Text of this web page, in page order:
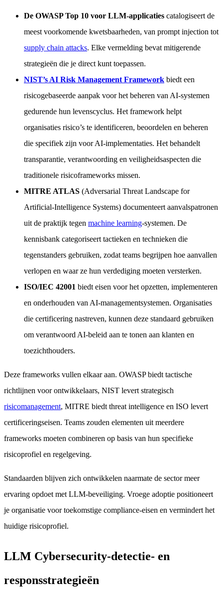
De OWASP Top 10 voor LLM-applicaties catalogiseert de
meest voorkomende kwetsbaarheden, van prompt injection tot
supply chain attacks. Elke vermelding bevat mitigerende
strategieën die je direct kunt toepassen.
NIST’s AI Risk Management Framework biedt een
risicogebaseerde aanpak voor het beheren van AI-systemen
gedurende hun levenscyclus. Het framework helpt
organisaties risico’s te identificeren, beoordelen en beheren
die specifiek zijn voor AI-implementaties. Het behandelt
transparantie, verantwoording en veiligheidsaspecten die
traditionele risicoframeworks missen.
MITRE ATLAS (Adversarial Threat Landscape for
Artificial-Intelligence Systems) documenteert aanvalspatronen
uit de praktijk tegen machine learning-systemen. De
kennisbank categoriseert tactieken en technieken die
tegenstanders gebruiken, zodat teams begrijpen hoe aanvallen
verlopen en waar ze hun verdediging moeten versterken.
ISO/IEC 42001 biedt eisen voor het opzetten, implementeren
en onderhouden van AI-managementsystemen. Organisaties
die certificering nastreven, kunnen deze standaard gebruiken
om verantwoord AI-beleid aan te tonen aan klanten en
toezichthouders.
Deze frameworks vullen elkaar aan. OWASP biedt tactische
richtlijnen voor ontwikkelaars, NIST levert strategisch
risicomanagement, MITRE biedt threat intelligence en ISO levert
certificeringseisen. Teams zouden elementen uit meerdere
frameworks moeten combineren op basis van hun specifieke
risicoprofiel en regelgeving.
Standaarden blijven zich ontwikkelen naarmate de sector meer
ervaring opdoet met LLM-beveiliging. Vroege adoptie positioneert
je organisatie voor toekomstige compliance-eisen en vermindert het
huidige risicoprofiel.
LLM Cybersecurity-detectie- en
responsstrategieën